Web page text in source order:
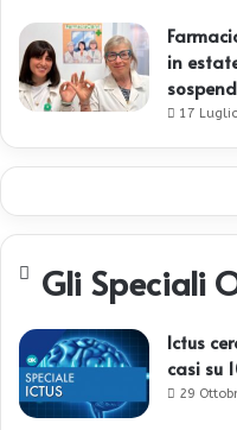
in
17
Gli Speciali
Ictus
casi su
29